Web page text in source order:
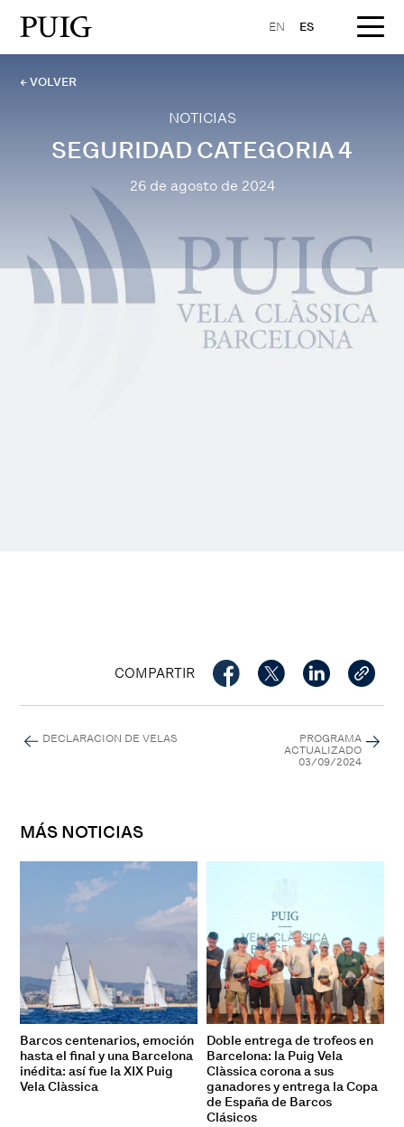
EN ES
← VOLVER
NOTICIAS
SEGURIDAD CATEGORIA 4
26 de agosto de 2024
COMPARTIR
DECLARACION DE VELAS
PROGRAMA
ACTUALIZADO
03/09/2024
MÁS NOTICIAS
Barcos centenarios, emoción
hasta el final y una Barcelona
inédita: así fue la XIX Puig
Vela Clàssica
Doble entrega de trofeos en
Barcelona: la Puig Vela
Clàssica corona a sus
ganadores y entrega la Copa
de España de Barcos
Clásicos